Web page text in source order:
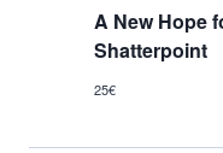
A New Hope
Shatterpoint
25€